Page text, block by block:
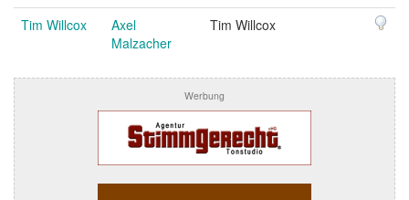
Tim Willcox
Axel
Malzacher
Tim Willcox
Werbung